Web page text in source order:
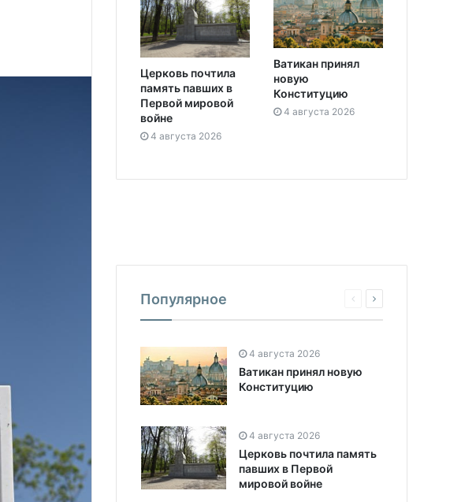
Церковь почтила
память павших в
Первой мировой
войне
4 августа 2026
Ватикан принял
новую
Конституцию
4 августа 2026
Популярное
4 августа 2026
Ватикан принял новую
Конституцию
4 августа 2026
Церковь почтила память
павших в Первой
мировой войне